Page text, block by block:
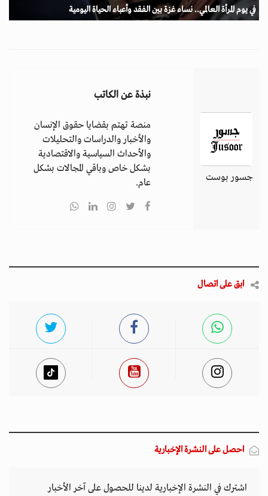
في يوم المرأة العالمي.. نساء غزة بين الفقد وأعباء الحياة اليومية
جسور بوست
نبذة عن الكاتب
منصة تهتم بقضايا حقوق الإنسان
والأخبار والدراسات والتحليلات
والأحداث السياسية والاقتصادية
بشكل خاص وباقي المجالات بشكل
عام.
ابق على اتصال
احصل على النشرة الإخبارية
اشترك في النشرة الإخبارية لدينا للحصول على آخر الأخبار